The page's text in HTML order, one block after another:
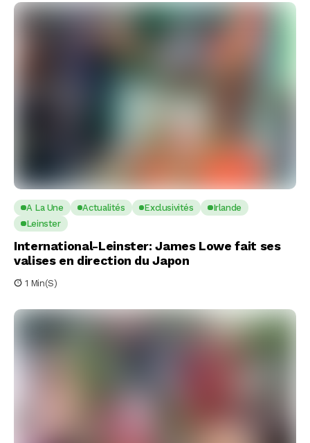
A La Une Actualités Exclusivités
Irlande
Leinster
International-Leinster: James Lowe fait ses
valises en direction du Japon
1 Min(s)